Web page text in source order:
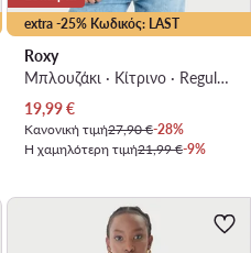
extra -25% Κωδικός: LAST
Roxy
Μπλουζάκι · Κίτρινο · Regular Fit
Τρέχουσα τιμή
19,99€
Κανονική τιμή27,90 €-28%
Η χαμηλότερη τιμή21,99 €-9%